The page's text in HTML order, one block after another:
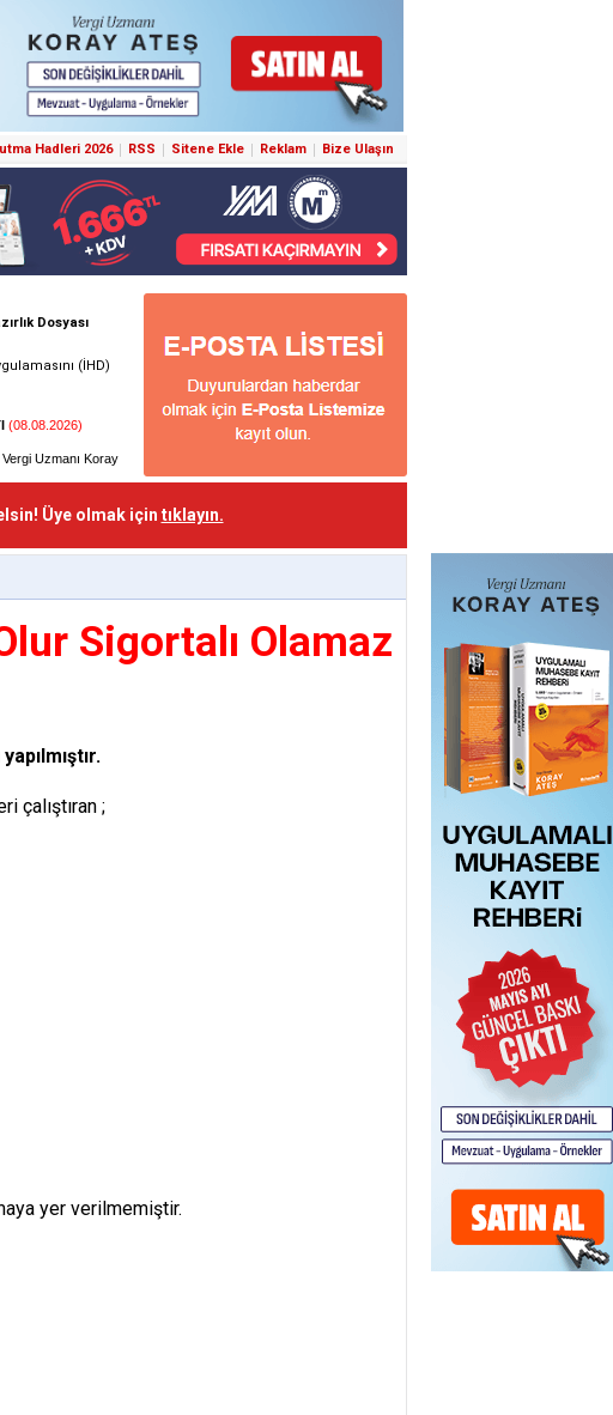
Hadleri 2026 RSS Sitene Ekle Reklam Bize Ulaşın
Üye olmak için tıklayın.
Sigortalı Olamaz
çalıştıran ;
yer verilmemiştir.